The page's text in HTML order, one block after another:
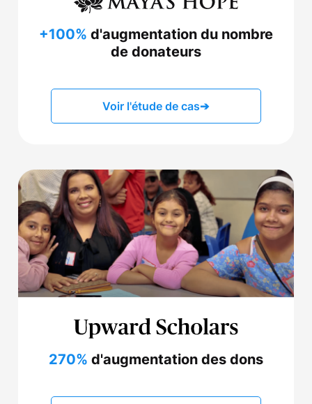
+100% d'augmentation du nombre
de donateurs
Voir l'étude de cas➔
270% d'augmentation des dons